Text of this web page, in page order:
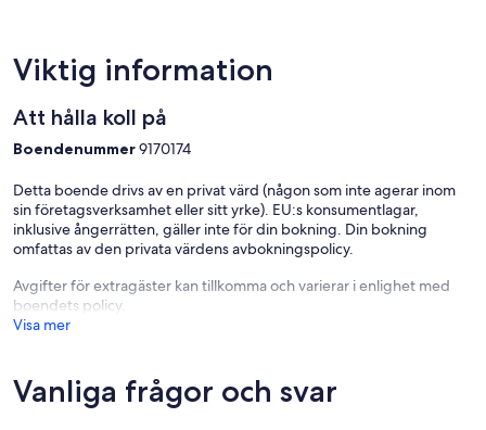
Den långa uppfarten tillåter parkering av flera bilar inne i
huset på Piper Street.
Kyneton är inom räckhåll för Daylesford, Hepburn Springs,
att utforska spaområdena, mineralfjädrarna, guldfälten och
trädgårdarna i Macedon-områdena.
Håll dig över som grupp när du deltar i hängande rockkoncerter,
distrikt.
Erfarenheten
* Njut av detta mysiga, bekväma familjehem.
Viktig information
Att hålla koll på
Boendenummer9170174
Detta boende drivs av en privat värd (någon som inte agerar inom
sin företagsverksamhet eller sitt yrke). EU:s konsumentlagar,
inklusive ångerrätten, gäller inte för din bokning. Din bokning
omfattas av den privata värdens avbokningspolicy.
Avgifter för extragäster kan tillkomma och varierar i enlighet med
boendets policy.
Visa mer
Vanliga frågor och svar